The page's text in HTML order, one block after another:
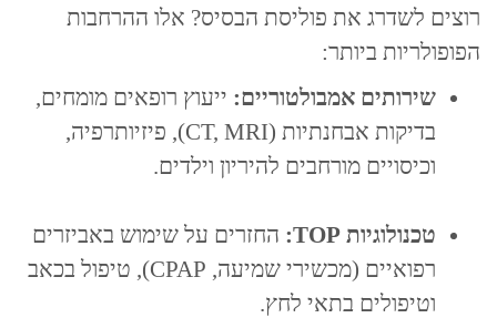
רוצים לשדרג את פוליסת הבסיס? אלו ההרחבות
הפופולריות ביותר:
שירותים אמבולטוריים: ייעוץ רופאים מומחים,
בדיקות אבחנתיות (CT, MRI), פיזיותרפיה,
וכיסויים מורחבים להיריון וילדים.
טכנולוגיות TOP:
החזרים על שימוש באביזרים
רפואיים (מכשירי שמיעה, CPAP), טיפול בכאב
וטיפולים בתאי לחץ.